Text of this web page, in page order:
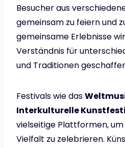
Besucher aus
gemeinsam zu feiern und
gemeinsame Erlebnisse
Verständnis für
und Traditionen
Festivals wie das
Interkulturelle
vielseitige Plattformen,
Vielfalt zu zelebrieren.